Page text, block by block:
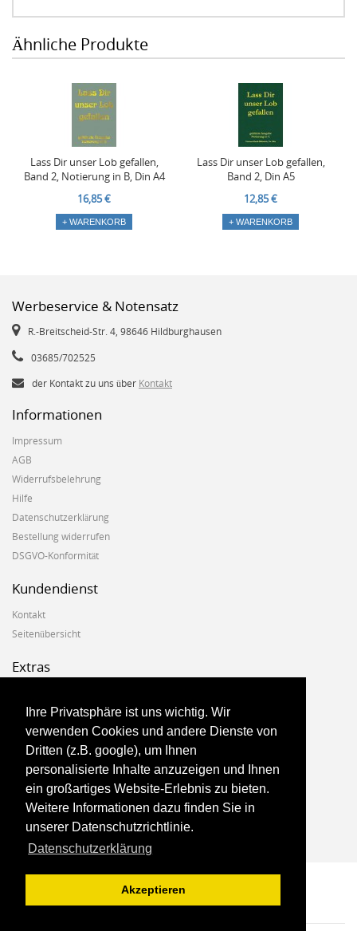
Ihre Privatsphäre ist uns wichtig. Wir
verwenden Cookies und andere Dienste von
Dritten (z.B. google), um Ihnen
personalisierte Inhalte anzuzeigen und Ihnen
ein großartiges Website-Erlebnis zu bieten.
Weitere Informationen dazu finden Sie in
unserer Datenschutzrichtlinie.
Datenschutzerklärung
Akzeptieren
Ähnliche Produkte
Lass Dir unser Lob gefallen,
Band 2, Notierung in B, Din A4
16,85 €
+ WARENKORB
Lass Dir unser Lob gefallen,
Band 2, Din A5
12,85 €
+ WARENKORB
Werbeservice & Notensatz
R.-Breitscheid-Str. 4, 98646 Hildburghausen
03685/702525
der Kontakt zu uns über Kontakt
Informationen
Impressum
AGB
Widerrufsbelehrung
Hilfe
Datenschutzerklärung
Bestellung widerrufen
DSGVO-Konformität
Kundendienst
Kontakt
Seitenübersicht
Extras
Geschenkgutscheine
Angebote
Konto
Konto
Auftragsverlauf
Newsletter
Marketshop Theme © 2017, Theme By